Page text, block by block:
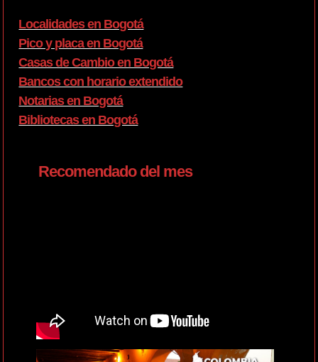
Localidades en Bogotá
Pico y placa en Bogotá
Casas de Cambio en Bogotá
Bancos con horario extendido
Notarias en Bogotá
Bibliotecas en Bogotá
Recomendado del mes